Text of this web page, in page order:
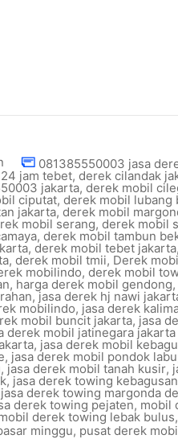
081385550003 jasa
jam tebet, derek cilandak
jakarta, derek mobil
ciputat, derek mobil lubang
jakarta, derek mobil
mobil serang, derek mobil
, derek mobil tambun
, derek mobil tebet jakarta,
, derek mobil tmii, Derek
mobilindo, derek mobil
, harga derek mobil gendong,
,jasa derek hj nawi
mobilindo, jasa derek
mobil buncit jakarta, jasa
derek mobil jatinegara
, jasa derek mobil
, jasa derek mobil pondok labu
,jasa derek mobil tanah kusir,
, jasa derek towing
jasa derek towing margonda
derek towing pejaten, mobil
derek towing lebak bulus,
minggu, pusat derek